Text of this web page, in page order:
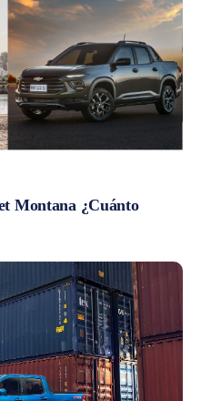
Montana ¿Cuánto